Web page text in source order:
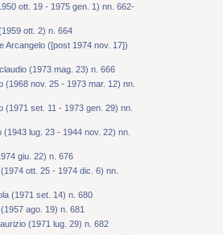
ott. 19 - 1975 gen. 1) nn. 662-
ott. 2) n. 664
Arcangelo ([post 1974 nov. 17])
(1973 mag. 23) n. 666
(1968 nov. 25 - 1973 mar. 12) nn.
(1971 set. 11 - 1973 gen. 29) nn.
(1943 lug. 23 - 1944 nov. 22) nn.
giu. 22) n. 676
ott. 25 - 1974 dic. 6) nn.
(1971 set. 14) n. 680
ago. 19) n. 681
(1971 lug. 29) n. 682